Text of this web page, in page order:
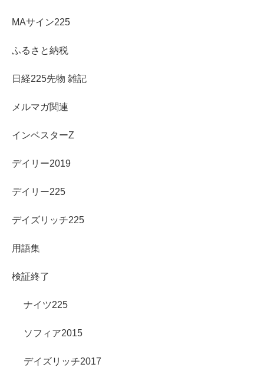
MAサイン225
ふるさと納税
日経225先物 雑記
メルマガ関連
インベスターZ
デイリー2019
デイリー225
デイズリッチ225
用語集
検証終了
ナイツ225
ソフィア2015
デイズリッチ2017